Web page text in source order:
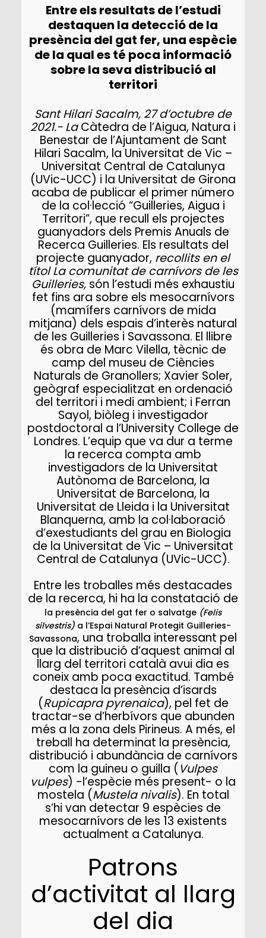
Entre els resultats de l’estudi
destaquen la detecció de la
presència del gat fer, una espècie
de la qual es té poca informació
sobre la seva distribució al
territori
Sant Hilari Sacalm, 27 d’octubre de
2021.- LaCàtedra de l’Aigua, Natura i
Benestar de l’Ajuntament de Sant
Hilari Sacalm, la Universitat de Vic –
Universitat Central de Catalunya
(UVic-UCC) i la Universitat de Girona
acaba de publicar el primer número
de la col·lecció “Guilleries, Aigua i
Territori”, que recull els projectes
guanyadors dels Premis Anuals de
Recerca Guilleries. Els resultats del
projecte guanyador, recollits en el
títol La comunitat de carnívors de les
Guilleries, són l’estudi més exhaustiu
fet fins ara sobre els mesocarnívors
(mamífers carnívors de mida
mitjana) dels espais d’interès natural
de les Guilleries i Savassona. El llibre
és obra de Marc Vilella, tècnic de
camp del museu de Ciències
Naturals de Granollers; Xavier Soler,
geògraf especialitzat en ordenació
del territori i medi ambient; i Ferran
Sayol, biòleg i investigador
postdoctoral a l’University College de
Londres. L’equip que va dur a terme
la recerca compta amb
investigadors de la Universitat
Autònoma de Barcelona, la
Universitat de Barcelona, la
Universitat de Lleida i la Universitat
Blanquerna, amb la col·laboració
d’exestudiants del grau en Biologia
de la Universitat de Vic – Universitat
Central de Catalunya (UVic-UCC).
Entre les troballes més destacades
de la recerca, hi ha la constatació de
la presència del gat fer o salvatge (Felis
silvestris) a l’Espai Natural Protegit Guilleries-
Savassona, una troballa interessant pel
que la distribució d’aquest animal al
llarg del territori català avui dia es
coneix amb poca exactitud. També
destaca la presència d’isards
(Rupicapra pyrenaica), pel fet de
tractar-se d’herbívors que abunden
més a la zona dels Pirineus. A més, el
treball ha determinat la presència,
distribució i abundància de carnívors
com la guineu o guilla (Vulpes
vulpes) -l’espècie més present- o la
mostela (Mustela nivalis). En total
s’hi van detectar 9 espècies de
mesocarnívors de les 13 existents
actualment a Catalunya.
Patrons
d’activitat al llarg
del dia